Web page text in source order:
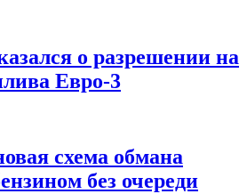
о разрешении на
Евро-3
схема обмана
без очереди